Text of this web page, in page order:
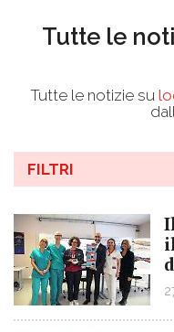
Tutte le
Tutte le notizie su
FILTRI